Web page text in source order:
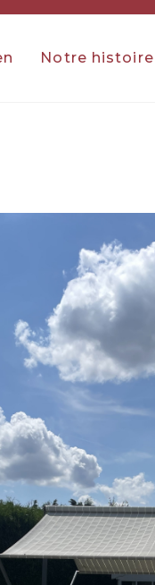
Notre histoire